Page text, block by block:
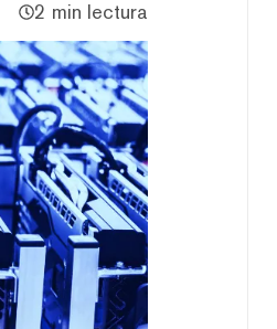
2 min lectura